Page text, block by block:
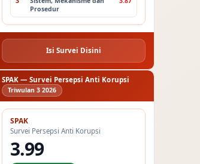
Prosedur
Isi Survei Disini
SPAK — Survei Persepsi Anti Korupsi
Triwulan 3 2026
SPAK
Survei Persepsi Anti Korupsi
3.99